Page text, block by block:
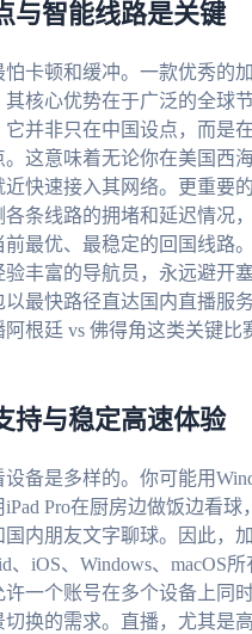
与智能线路是关键
怕卡顿和缓冲。一款优秀的
其核心优势在于广泛的全球
它并非只在中国设点，而是
。这意味着无论你在美国西
近快速接入其网络。更重要
各条线路的拥堵和延迟情况
前最优、最稳定的回国线路
验丰富的导航员，永远避开
以最快路径直达国内直播服
根廷 vs 佛得角这类关键比
持与稳定高速体验
备是多样的。你可能用
Pro在厨房边做饭边看球
国内朋友文字聊球。因此，
、iOS、Windows、macOS
许一个账号在多个设备上同
切换的需求。直播，尤其是